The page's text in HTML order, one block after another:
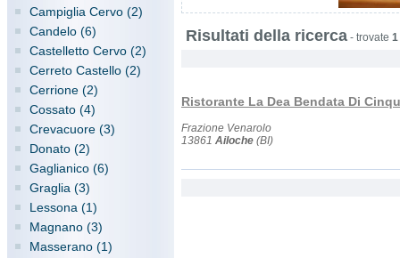
Campiglia Cervo (2)
Candelo (6)
Castelletto Cervo (2)
Cerreto Castello (2)
Cerrione (2)
Cossato (4)
Crevacuore (3)
Donato (2)
Gaglianico (6)
Graglia (3)
Lessona (1)
Magnano (3)
Masserano (1)
Risultati della ricerca - trovate 1
Ristorante La Dea Bendata Di
Frazione Venarolo
13861 Ailoche (BI)